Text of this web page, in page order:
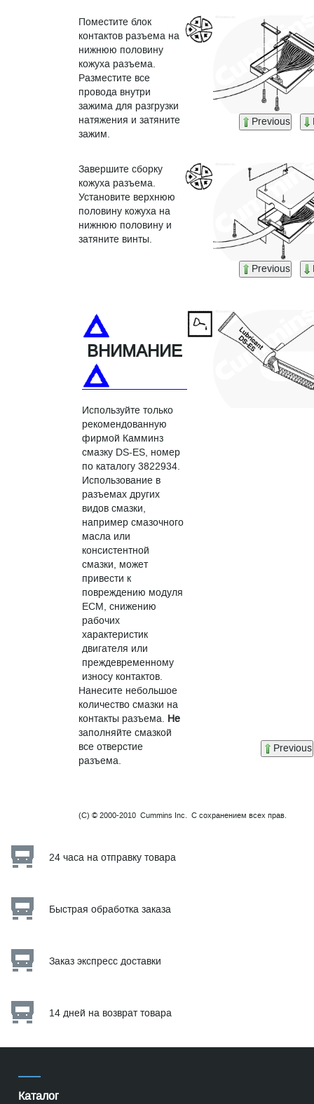
Поместите блок
контактов разъема на
нижнюю половину
кожуха разъема.
Разместите все
провода внутри
зажима для разгрузки
натяжения и затяните
зажим.
Previous
Завершите сборку
кожуха разъема.
Установите верхнюю
половину кожуха на
нижнюю половину и
затяните винты.
Previous
ВНИМАНИЕ
Используйте только
рекомендованную
фирмой Камминз
смазку DS-ES, номер
по каталогу 3822934.
Использование в
разъемах других
видов смазки,
например смазочного
масла или
консистентной
смазки, может
привести к
повреждению модуля
ECM, снижению
рабочих
характеристик
двигателя или
преждевременному
износу контактов.
Нанесите небольшое
количество смазки на
контакты разъема. Не
заполняйте смазкой
все отверстие
разъема.
Previous
(C) © 2000-2010 Cummins Inc. С сохранением всех прав.
24 часа на отправку товара
Быстрая обработка заказа
Заказ экспресс доставки
14 дней на возврат товара
Каталог